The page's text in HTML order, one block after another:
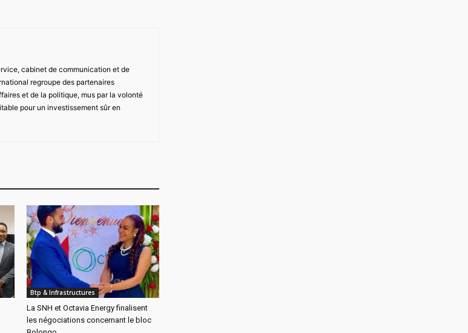
cabinet de communication et de
regroupe des partenaires
et de la politique, mus par la volonté
pour un investissement sûr en
Btp & Infrastructures
La SNH et Octavia Energy finalisent
les négociations concernant le bloc